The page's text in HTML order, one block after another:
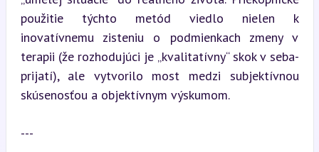
použitie týchto metód viedlo nielen k
inovatívnemu zisteniu o podmienkach zmeny v
terapii (že rozhodujúci je „kvalitatívny“ skok v seba-
prijatí), ale vytvorilo most medzi subjektívnou
skúsenosťou a objektívnym výskumom.
---